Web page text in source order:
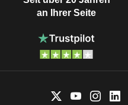
an Ihrer Seite